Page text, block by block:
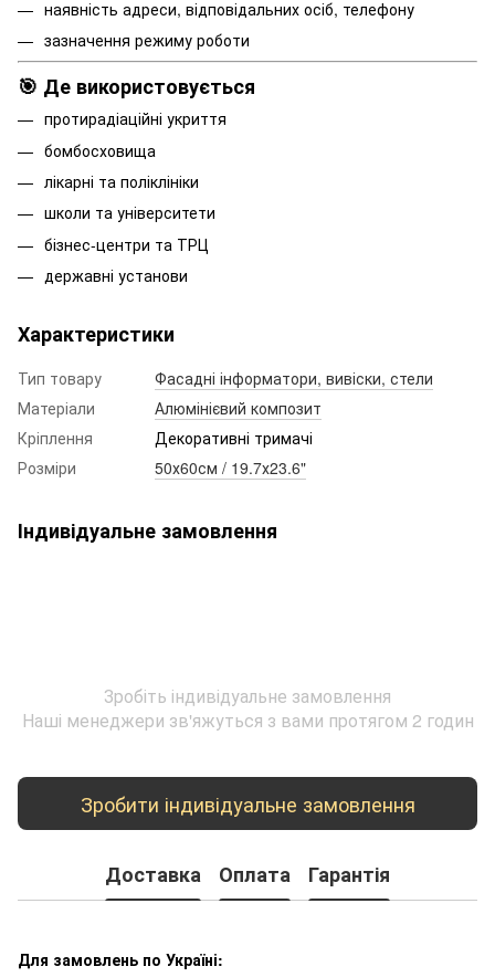
наявність адреси, відповідальних осіб, телефону
зазначення режиму роботи
🎯 Де використовується
протирадіаційні укриття
бомбосховища
лікарні та поліклініки
школи та університети
бізнес-центри та ТРЦ
державні установи
Характеристики
Тип товару
Фасадні інформатори, вивіски, стели
Матеріали
Алюмінієвий композит
Кріплення
Декоративні тримачі
Розміри
50х60см / 19.7х23.6"
Індивідуальне замовлення
Зробіть індивідуальне замовлення
Наші менеджери зв'яжуться з вами протягом 2 годин
Зробити індивідуальне замовлення
Доставка Оплата Гарантія
Для замовлень по Україні: